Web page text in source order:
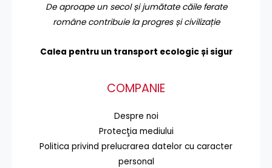
De aproape un secol și jumătate căile ferate
române contribuie la progres și civilizație
Calea pentru un transport ecologic și sigur
COMPANIE
Despre noi
Protecţia mediului
Politica privind prelucrarea datelor cu caracter
personal